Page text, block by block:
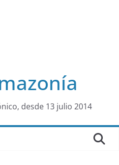
desde 13 julio 2014